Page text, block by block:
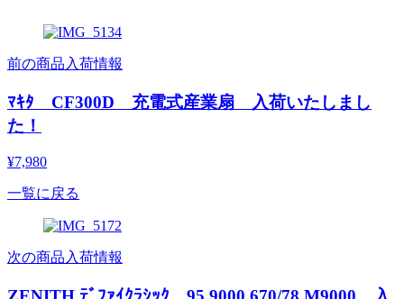
前の商品入荷情報
ﾏｷﾀ CF300D 充電式産業扇 入荷いたしまし
た！
¥7,980
一覧に戻る
次の商品入荷情報